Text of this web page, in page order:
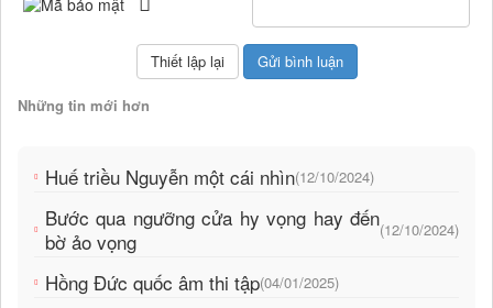
Những tin mới hơn
Huế triều Nguyễn một cái nhìn(12/10/2024)
Bước qua ngưỡng cửa hy vọng hay đến
bờ ảo vọng
(12/10/2024)
Hồng Đức quốc âm thi tập(04/01/2025)